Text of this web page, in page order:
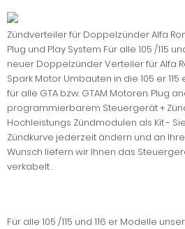
Zündverteiler für Doppelzünder Alfa
Plug und Play System Für alle 105 /115
neuer Doppelzünder Verteiler für Alfa
Spark Motor Umbauten in die 105 er
für alle GTA bzw. GTAM Motoren. Plug
programmierbarem Steuergerät +
Hochleistungs Zündmodulen als Kit -
Zündkurve jederzeit ändern und an
Wunsch liefern wir Ihnen das
verkabelt .
Für alle 105 /115 und 116 er Modelle